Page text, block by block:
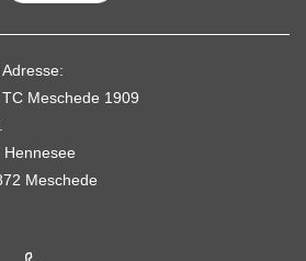
Adresse:
TC Meschede 1909
Hennesee
Meschede